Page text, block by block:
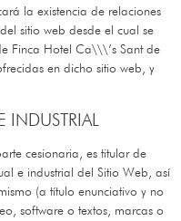
la existencia de relaciones
sitio web desde el cual se
Finca Hotel Ca\\\’s Santde
en dicho sitio web, y
INDUSTRIAL
cesionaria, es titular de
e industrial del Sitio Web, así
(a título enunciativo y no
software o textos, marcas o